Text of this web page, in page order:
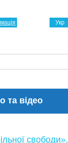
та відео
Укр
свободи».